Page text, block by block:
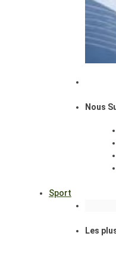
Nous
Sport
Les